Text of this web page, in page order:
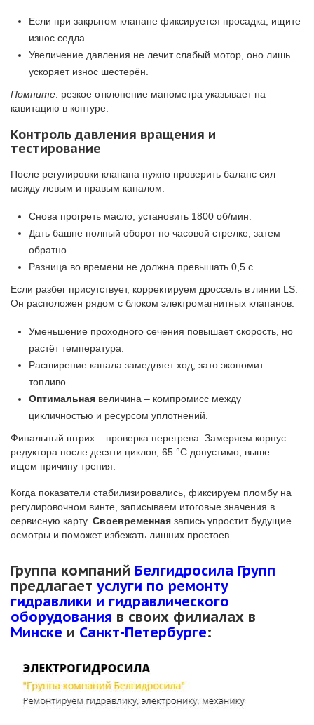
Если при закрытом клапане фиксируется просадка, ищите
износ седла.
Увеличение давления не лечит слабый мотор, оно лишь
ускоряет износ шестерён.
Помните: резкое отклонение манометра указывает на
кавитацию в контуре.
Контроль давления вращения и
тестирование
После регулировки клапана нужно проверить баланс сил
между левым и правым каналом.
Снова прогреть масло, установить 1800 об/мин.
Дать башне полный оборот по часовой стрелке, затем
обратно.
Разница во времени не должна превышать 0,5 с.
Если разбег присутствует, корректируем дроссель в линии LS.
Он расположен рядом с блоком электромагнитных клапанов.
Уменьшение проходного сечения повышает скорость, но
растёт температура.
Расширение канала замедляет ход, зато экономит
топливо.
Оптимальная величина – компромисс между
цикличностью и ресурсом уплотнений.
Финальный штрих – проверка перегрева. Замеряем корпус
редуктора после десяти циклов; 65 °С допустимо, выше –
ищем причину трения.
Когда показатели стабилизировались, фиксируем пломбу на
регулировочном винте, записываем итоговые значения в
сервисную карту. Своевременная запись упростит будущие
осмотры и поможет избежать лишних простоев.
Группа компаний Белгидросила Групп
предлагает услуги по ремонту
гидравлики и гидравлического
оборудования в своих филиалах в
Минске и Санкт-Петербурге: